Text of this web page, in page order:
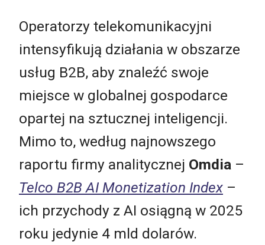
Operatorzy telekomunikacyjni
intensyfikują działania w obszarze
usług B2B, aby znaleźć swoje
miejsce w globalnej gospodarce
opartej na sztucznej inteligencji.
Mimo to, według najnowszego
raportu firmy analitycznej Omdia –
Telco B2B AI Monetization Index –
ich przychody z AI osiągną w 2025
roku jedynie 4 mld dolarów.